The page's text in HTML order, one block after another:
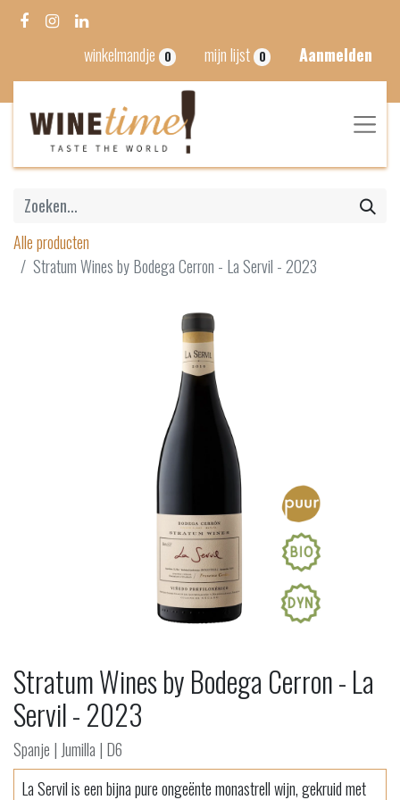
winkelmandje 0 mijn lijst 0 Aanmelden
Alle producten
Stratum Wines by Bodega Cerron - La Servil - 2023
Stratum Wines by Bodega Cerron - La
Servil - 2023
Spanje | Jumilla | D6
La Servil is een bijna pure ongeënte monastrell wijn, gekruid met